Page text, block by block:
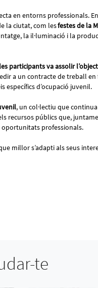
en entorns professionals. En
la ciutat, com lesfestes de la
la il·luminació i la
participants va assolir
a un contracte de treball
específics d’ocupació juvenil.
, un col·lectiu que
recursos públics que,
oportunitats professionals.
millor s’adapti als seus
te